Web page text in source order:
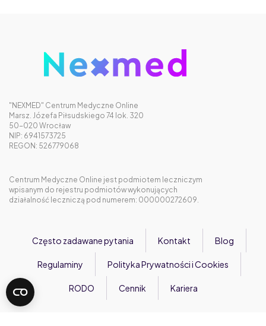
"NEXMED" Centrum Medyczne Online
Marsz. Józefa Piłsudskiego 74 lok. 320
50-020 Wrocław
NIP: 6941573725
REGON: 526779068
Centrum Medyczne Online jest podmiotem leczniczym
wpisanym do rejestru podmiotów wykonujących
działalność leczniczą pod numerem: 000000272609.
Często zadawane pytania Kontakt Blog
Regulaminy Polityka Prywatności i Cookies
RODO Cennik Kariera